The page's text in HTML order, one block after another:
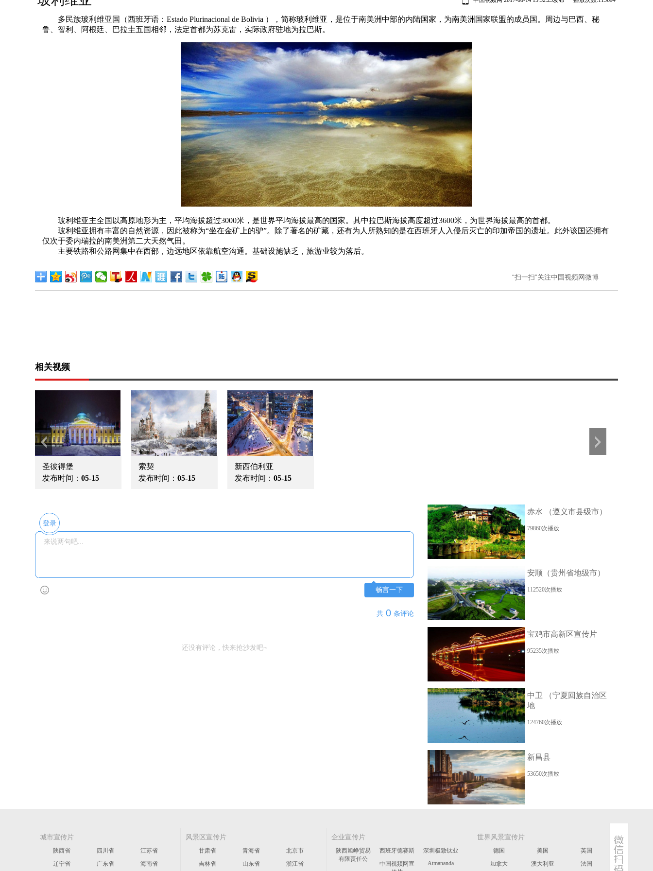
多民族玻利维亚国（西班牙语：Estado Plurinacional de Bolivia ），简称玻利维亚，是位于南美洲中部的内陆国家，为南美洲国家联盟的成员国。周边与巴西、秘
鲁、智利、阿根廷、巴拉圭五国相邻，法定首都为苏克雷，实际政府驻地为拉巴斯。
玻利维亚主全国以高原地形为主，平均海拔超过3000米，是世界平均海拔最高的国家。其中拉巴斯海拔高度超过3600米，为世界海拔最高的首都。
玻利维亚拥有丰富的自然资源，因此被称为“坐在金矿上的驴”。除了著名的矿藏，还有为人所熟知的是在西班牙人入侵后灭亡的印加帝国的遗址。此外该国还拥有
仅次于委内瑞拉的南美洲第二大天然气田。
主要铁路和公路网集中在西部，边远地区依靠航空沟通。基础设施缺乏，旅游业较为落后。
“扫一扫”关注中国视频网微博
相关视频
圣彼得堡
发布时间： 05-15
索契
发布时间： 05-15
新西伯利亚
发布时间： 05-15
登录
畅言一下
共 0 条评论
还没有评论，快来抢沙发吧~
赤水 （遵义市县级市）
79860次播放
安顺（贵州省地级市）
112520次播放
宝鸡市高新区宣传片
95235次播放
中卫 （宁夏回族自治区
地
124760次播放
新昌县
53650次播放
城市宣传片
陕西省 四川省
江苏省
辽宁省
广东省 海南省
风景区宣传片
甘肃省 青海省
北京市
吉林省
山东省 浙江省
企业宣传片
陕西旭峥贸易
有限责任公
西班牙德赛斯
深圳极致钛业
中国视频网宣
Atmananda
世界风景宣传片
德国 美国
英国
加拿大
澳大利亚 法国